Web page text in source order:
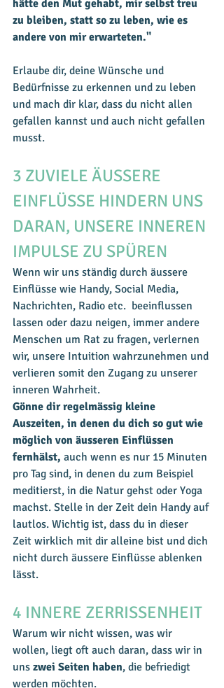
hätte den Mut gehabt, mir selbst treu
zu bleiben, statt so zu leben, wie es
andere von mir erwarteten."
Erlaube dir, deine Wünsche und
Bedürfnisse zu erkennen und zu leben
und mach dir klar, dass du nicht allen
gefallen kannst und auch nicht gefallen
musst.
3 ZUVIELE ÄUSSERE
EINFLÜSSE HINDERN UNS
DARAN, UNSERE INNEREN
IMPULSE ZU SPÜREN
Wenn wir uns ständig durch äussere
Einflüsse wie Handy, Social Media,
Nachrichten, Radio etc.  beeinflussen
lassen oder dazu neigen, immer andere
Menschen um Rat zu fragen, verlernen
wir, unsere Intuition wahrzunehmen und
verlieren somit den Zugang zu unserer
inneren Wahrheit.
Gönne dir regelmässig kleine
Auszeiten, in denen du dich so gut wie
möglich von äusseren Einflüssen
fernhälst, auch wenn es nur 15 Minuten
pro Tag sind, in denen du zum Beispiel
meditierst, in die Natur gehst oder Yoga
machst. Stelle in der Zeit dein Handy auf
lautlos. Wichtig ist, dass du in dieser
Zeit wirklich mit dir alleine bist und dich
nicht durch äussere Einflüsse ablenken
lässt.
4 INNERE ZERRISSENHEIT
Warum wir nicht wissen, was wir
wollen, liegt oft auch daran, dass wir in
uns zwei Seiten haben, die befriedigt
werden möchten.